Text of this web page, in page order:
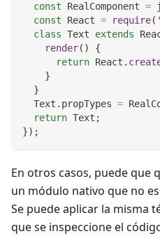
const
RealComponent =
const
React = require(
class Text extends
render( )
{
return React .
}
}
Text . propTypes =
return Text ;
}) ;
En otros casos, puede que
un módulo nativo que no
Se puede aplicar la misma
que se inspeccione el